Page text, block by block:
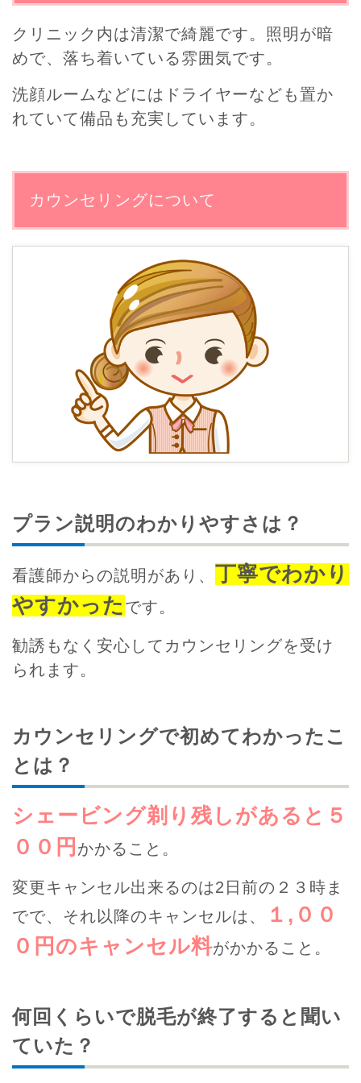
クリニック内は清潔で綺麗です。照明が暗
めで、落ち着いている雰囲気です。
洗顔ルームなどにはドライヤーなども置か
れていて備品も充実しています。
カウンセリングについて
プラン説明のわかりやすさは？
看護師からの説明があり、 丁寧でわかり
やすかった です。
勧誘もなく安心してカウンセリングを受け
られます。
カウンセリングで初めてわかったこ
とは？
シェービング剃り残しがあると５
００円 かかること。
変更キャンセル出来るのは2日前の２３時ま
でで、それ以降のキャンセルは、
１,００
０円のキャンセル料がかかること。
何回くらいで脱毛が終了すると聞い
ていた？